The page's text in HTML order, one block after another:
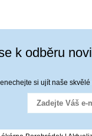
k odběru
si ujít naše